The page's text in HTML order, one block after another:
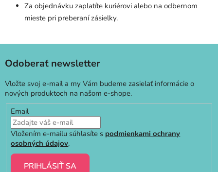
Za objednávku zaplatíte kuriérovi alebo na odbernom
mieste pri preberaní zásielky.
Odoberať newsletter
Vložte svoj e-mail a my Vám budeme zasielať informácie o
nových produktoch na našom e-shope.
Email
Vložením e-mailu súhlasíte s podmienkami ochrany
osobných údajov.
PRIHLÁSIŤ SA